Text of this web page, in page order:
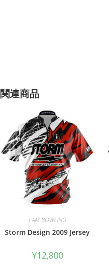
関連商品
I AM BOWLING
Storm Design 2009 Jersey
¥12,800